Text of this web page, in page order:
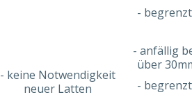
-
- keine Notwendigkeit
neuer Latten
- anfällig
über
-